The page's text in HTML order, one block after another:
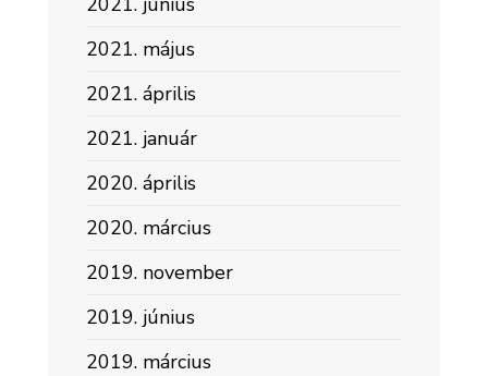
2021. május
2021. április
2021. január
2020. április
2020. március
2019. november
2019. június
2019. március